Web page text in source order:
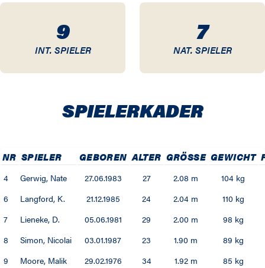
9
INT. SPIELER
7
NAT. SPIELER
SPIELER­KADER
NR SPIELER GEBOREN ALTER GRÖSSE GEWICHT
4 Gerwig, Nate 27.06.1983 27 2.08 m
104 kg
6
Langford, K. 21.12.1985 24 2.04 m
110 kg
7
Lieneke, D. 05.06.1981 29 2.00 m
98 kg
8
Simon, Nicolai 03.01.1987 23 1.90 m
89 kg
9
Moore, Malik 29.02.1976 34 1.92 m
85 kg